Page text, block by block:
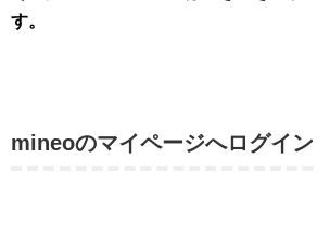
す。
mineoのマイページへログイン